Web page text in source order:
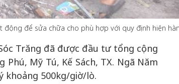
động để sửa chữa cho phù hợp với quy định hiện
Trăng đã được đầu tư tổng cộng
Mỹ Tú, Kế Sách, TX. Ngã Năm
khoảng 500kg/giờ/lò.
50 năm Việt Nam gia
nhập UNESCO: Khơi
nguồn nội lực văn hóa,
nhập
nguồn nội lực